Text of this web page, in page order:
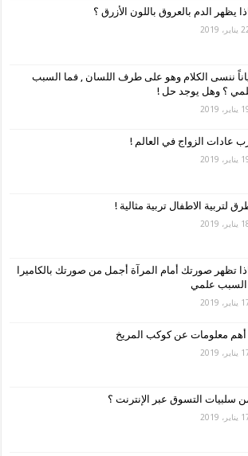
يظهر الدم بالعروق باللون الأزرق ؟
2019
ننسى الكلام وهو على طرف اللسان , فما السبب
؟ وهل يوجد حل !
2019
عادات الزواج في العالم !
2019
2019
تظهر صورتك أمام المرآة أجمل من صورتك بالكاميرا
السبب علمي
2019
2019
2019